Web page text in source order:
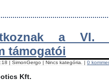
a VI.
támogatói
| SimonGergo | Nincs kategória. | 0
Kft.